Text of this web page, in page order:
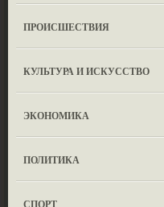
ПРОИСШЕСТВИЯ
КУЛЬТУРА И ИСКУССТВО
ЭКОНОМИКА
ПОЛИТИКА
СПОРТ